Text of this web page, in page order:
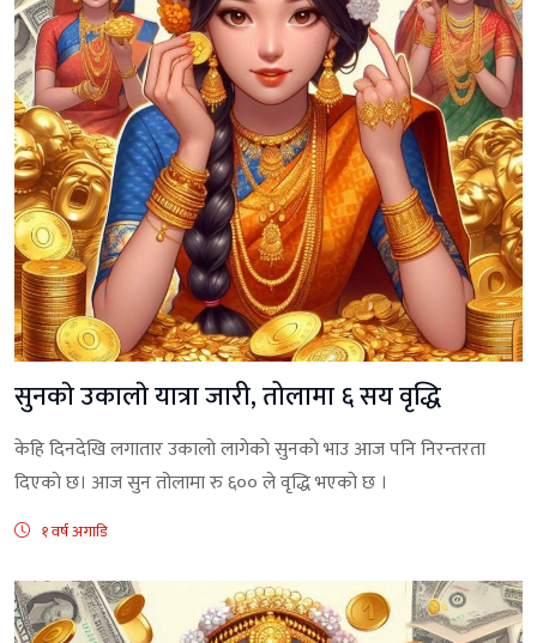
सुनकाे उकालाे यात्रा जारी, तोलामा ६ सय वृद्धि
केहि दिनदेखि लगातार उकालाे लागेकाे सुनकाे भाउ आज पनि निरन्तरता
दिएकाे छ। आज सुन तोलामा रु ६०० ले वृद्धि भएको छ ।
१ वर्ष अगाडि